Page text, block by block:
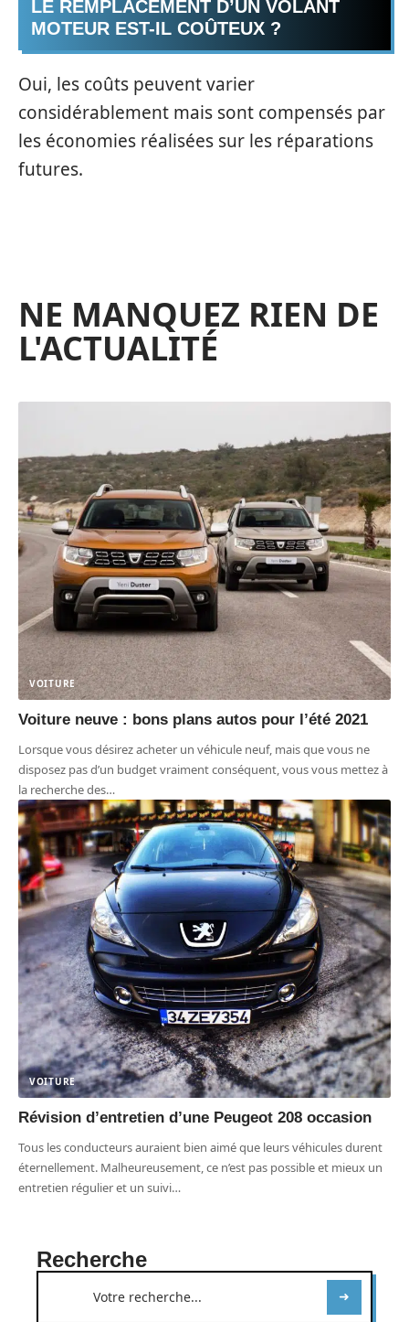
LE REMPLACEMENT D’UN VOLANT
MOTEUR EST-IL COÛTEUX ?
Oui, les coûts peuvent varier
considérablement mais sont compensés par
les économies réalisées sur les réparations
futures.
NE MANQUEZ RIEN DE
L'ACTUALITÉ
VOITURE
Voiture neuve : bons plans autos pour l’été 2021
Lorsque vous désirez acheter un véhicule neuf, mais que vous ne
disposez pas d’un budget vraiment conséquent, vous vous mettez à
la recherche des…
VOITURE
Révision d’entretien d’une Peugeot 208 occasion
Tous les conducteurs auraient bien aimé que leurs véhicules durent
éternellement. Malheureusement, ce n’est pas possible et mieux un
entretien régulier et un suivi…
Recherche